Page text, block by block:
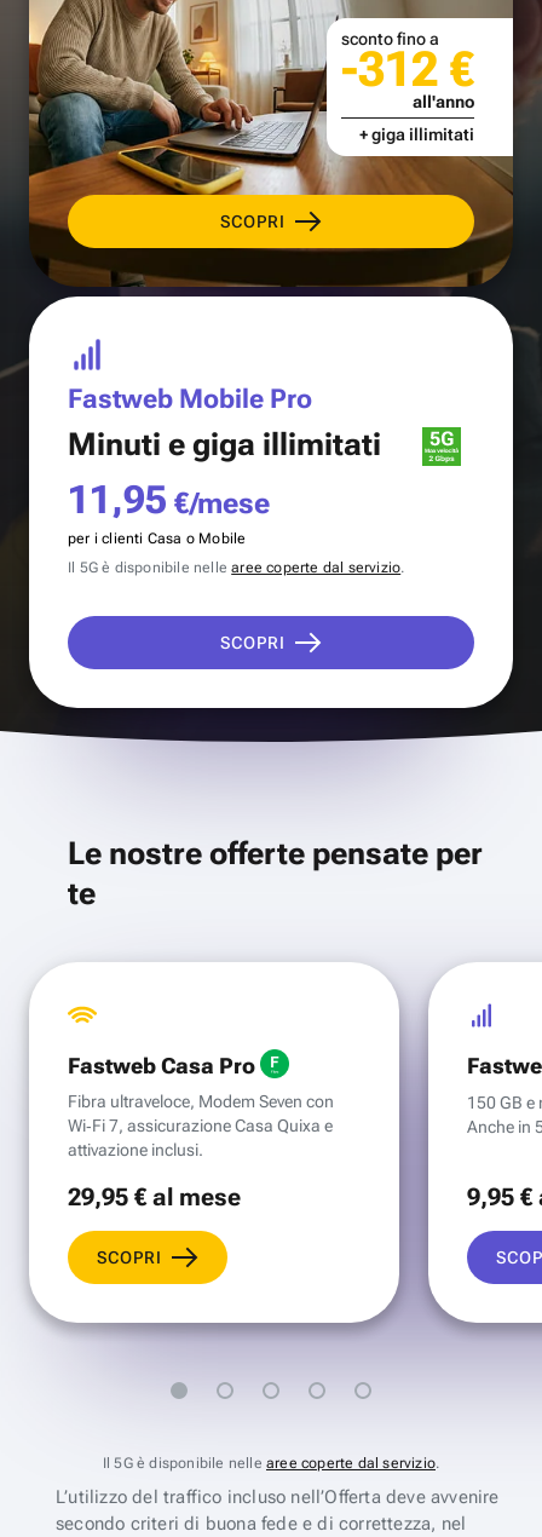
SCOPRI
sconto fino a
-312 €
all'anno
+ giga illimitati
Fastweb Mobile Pro
Minuti e giga illimitati
11,95 €/mese
per i clienti Casa o Mobile
Il 5G è disponibile nellearee coperte dal servizio.
SCOPRI
Le nostre offerte pensate per
te
Fastweb Casa Pro
Fibra ultraveloce, Modem Seven con
Wi‑Fi 7, assicurazione Casa Quixa e
attivazione inclusi.
29,95 €al mese
SCOPRI
150 GB e
Anche in
9,95 €
Il 5G è disponibile nelle aree coperte dal servizio.
L’utilizzo del traffico incluso nell’Offerta deve avvenire
secondo criteri di buona fede e di correttezza, nel